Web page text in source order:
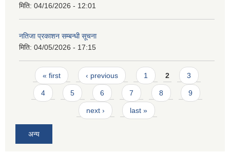
मिति: 04/16/2026 - 12:01
नतिजा प्रकाशन सम्बन्धी सूचना
मिति: 04/05/2026 - 17:15
Pages
« first ‹ previous 1 2 3
4 5 6 7 8 9
next › last »
अन्य